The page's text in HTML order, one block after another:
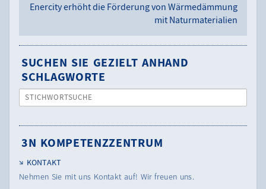
Enercity erhöht die Förderung von Wärmedämmung
mit Naturmaterialien
SUCHEN SIE GEZIELT ANHAND
SCHLAGWORTE
STICHWORTSUCHE
3N KOMPETENZZENTRUM
KONTAKT
Nehmen Sie mit uns Kontakt auf! Wir freuen uns.